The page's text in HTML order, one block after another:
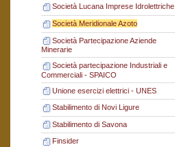
Società Lucana Imprese Idrolettriche
Società Meridionale Azoto
Società Partecipazione Aziende
Minerarie
Società partecipazione Industriali e
Commerciali - SPAICO
Unione esercizi elettrici - UNES
Stabilimento di Novi Ligure
Stabilimento di Savona
Finsider